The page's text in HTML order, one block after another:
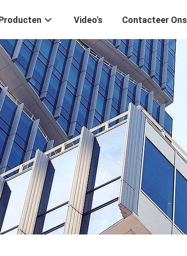
Video's Contacteer Ons